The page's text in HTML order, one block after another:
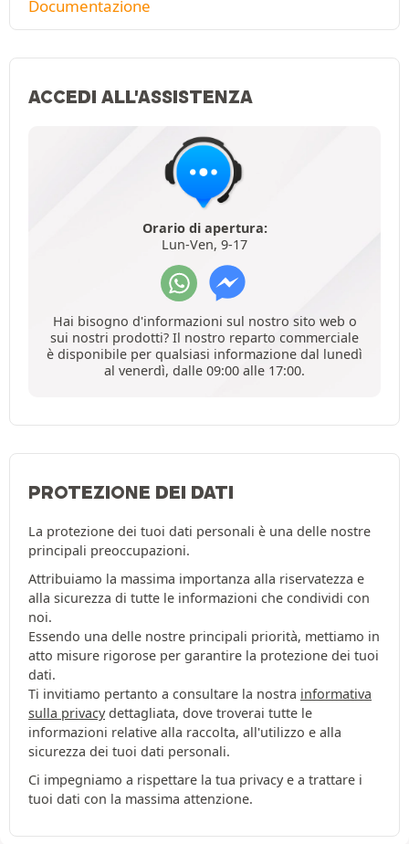
Documentazione
ACCEDI ALL'ASSISTENZA
Orario di apertura:
Lun-Ven, 9-17
Hai bisogno d'informazioni sul nostro sito web o
sui nostri prodotti? Il nostro reparto commerciale
è disponibile per qualsiasi informazione dal lunedì
al venerdì, dalle 09:00 alle 17:00.
PROTEZIONE DEI DATI
La protezione dei tuoi dati personali è una delle nostre
principali preoccupazioni.
Attribuiamo la massima importanza alla riservatezza e
alla sicurezza di tutte le informazioni che condividi con
noi.
Essendo una delle nostre principali priorità, mettiamo in
atto misure rigorose per garantire la protezione dei tuoi
dati.
Ti invitiamo pertanto a consultare la nostra informativa
sulla privacydettagliata, dove troverai tutte le
informazioni relative alla raccolta, all'utilizzo e alla
sicurezza dei tuoi dati personali.
Ci impegniamo a rispettare la tua privacy e a trattare i
tuoi dati con la massima attenzione.